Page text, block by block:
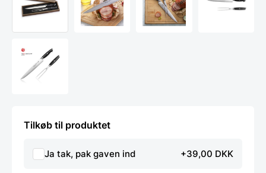
Tilkøb til produktet
Ja tak, pak gaven ind +39,00 DKK